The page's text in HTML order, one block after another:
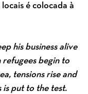
é colocada à
his business alive
refugees begin to
tensions rise and
is put to the test.